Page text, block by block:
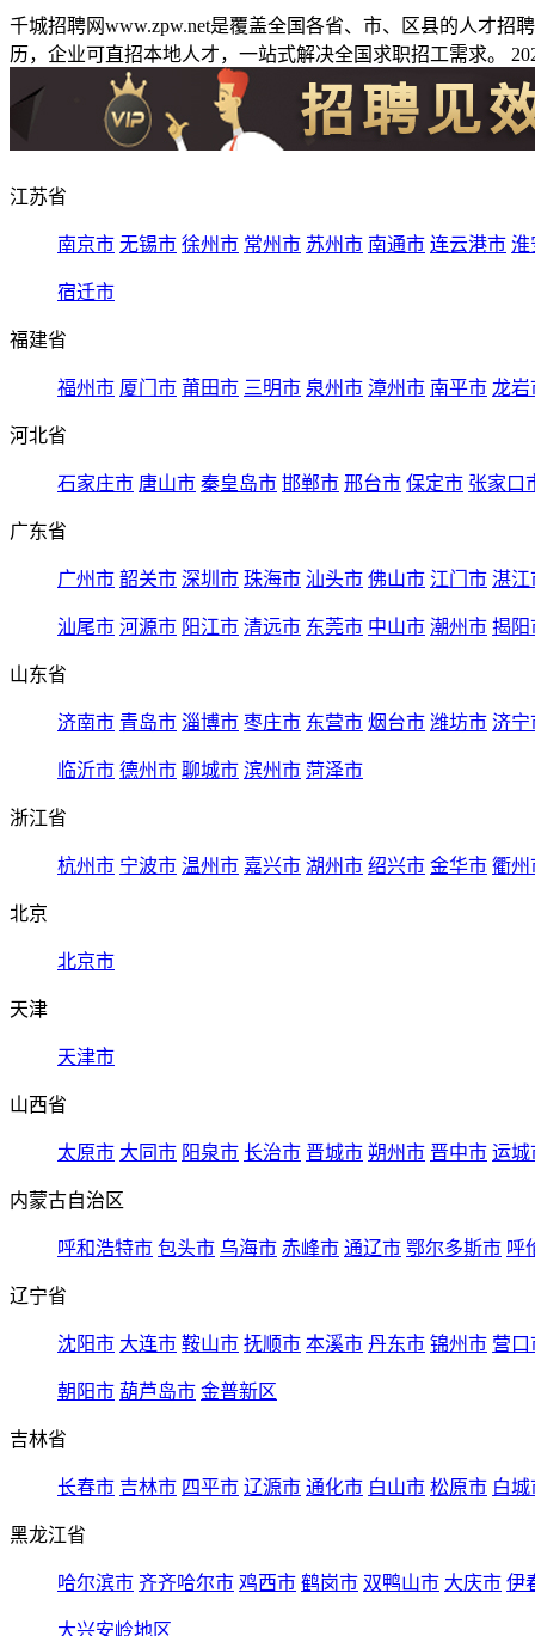
千城招聘网www.zpw.net是覆盖全国各省、市、区县的人才
历，企业可直招本地人才，一站式解决全国求职招工需求。
江苏省
南京市 无锡市 徐州市 常州市 苏州市 南通市 连云港市 淮
宿迁市
福建省
福州市 厦门市 莆田市 三明市 泉州市 漳州市 南平市 龙岩
河北省
石家庄市 唐山市 秦皇岛市 邯郸市 邢台市 保定市 张家口
广东省
广州市 韶关市 深圳市 珠海市 汕头市 佛山市 江门市 湛江
汕尾市 河源市 阳江市 清远市 东莞市 中山市 潮州市 揭阳
山东省
济南市 青岛市 淄博市 枣庄市 东营市 烟台市 潍坊市 济宁
临沂市 德州市 聊城市 滨州市 菏泽市
浙江省
杭州市 宁波市 温州市 嘉兴市 湖州市 绍兴市 金华市 衢州
北京
北京市
天津
天津市
山西省
太原市 大同市 阳泉市 长治市 晋城市 朔州市 晋中市 运城
内蒙古自治区
呼和浩特市 包头市 乌海市 赤峰市 通辽市 鄂尔多斯市 呼
辽宁省
沈阳市 大连市 鞍山市 抚顺市 本溪市 丹东市 锦州市 营口
朝阳市 葫芦岛市 金普新区
吉林省
长春市 吉林市 四平市 辽源市 通化市 白山市 松原市 白城
黑龙江省
哈尔滨市 齐齐哈尔市 鸡西市 鹤岗市 双鸭山市 大庆市 伊
大兴安岭地区